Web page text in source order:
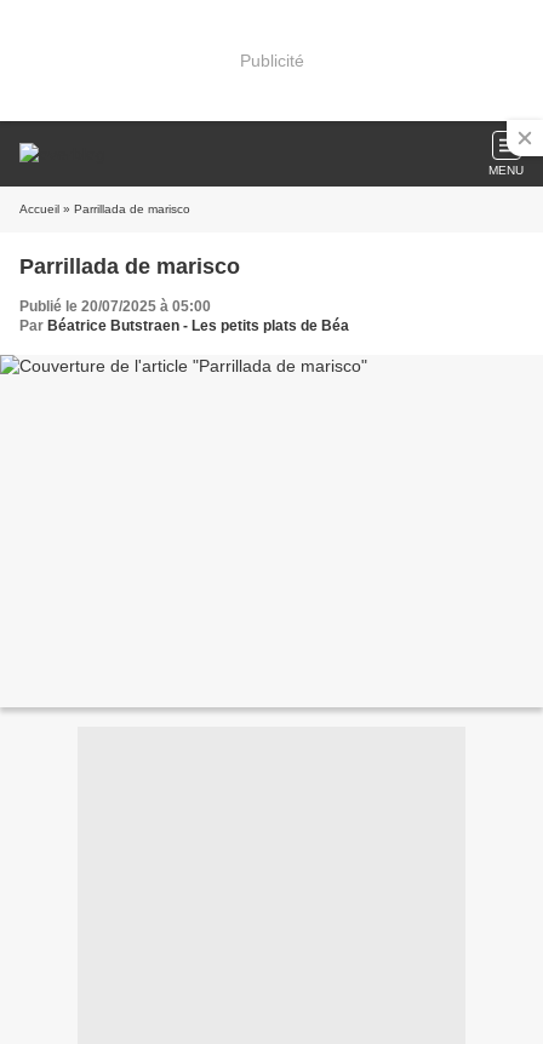
Publicité
MENU
Accueil » Parrillada de marisco
Parrillada de marisco
Publié le 20/07/2025 à 05:00
Par Béatrice Butstraen - Les petits plats de Béa